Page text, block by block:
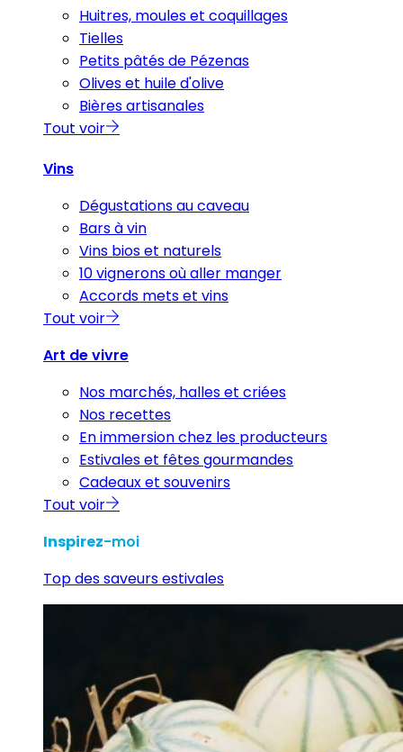
Huitres, moules et coquillages
Tielles
Petits pâtés de Pézenas
Olives et huile d'olive
Bières artisanales
Tout voir
Vins
Dégustations au caveau
Bars à vin
Vins bios et naturels
10 vignerons où aller manger
Accords mets et vins
Tout voir
Art de vivre
Nos marchés, halles et criées
Nos recettes
En immersion chez les producteurs
Estivales et fêtes gourmandes
Cadeaux et souvenirs
Tout voir
Inspirez-moi
Top des saveurs estivales